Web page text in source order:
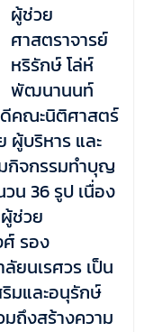
ผู้ช่วย
ศาสตราจารย์
หริรักษ์ โล่ห์
พัฒนานนท์
คณะนิติศาสตร์
ผู้บริหาร และ
กิจกรรมทำบุญ
น 36 รูป เนื่อง
ช่วย
รอง
ยนเรศวร เป็น
มและอนุรักษ์
ถึงสร้างความ